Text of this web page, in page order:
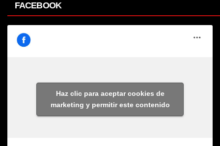
FACEBOOK
Haz clic para aceptar cookies de
marketing y permitir este contenido